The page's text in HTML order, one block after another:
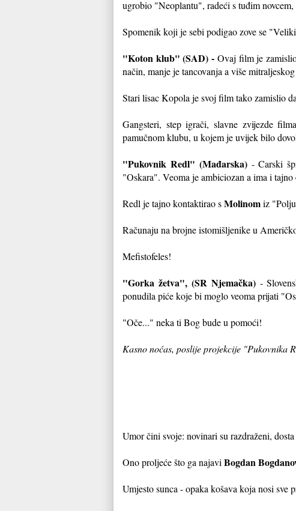
ugrobio "Neoplantu", radeći s tuđim
Spomenik koji je sebi podigao zove se
"Koton klub" (SAD) -Ovaj film je
način, manje je tancovanja a više
Stari lisac Kopola je svoj film tako zamislio
Gangsteri, step igrači, slavne zvijezde
pamučnom klubu, u kojem je uvijek bilo
"Pukovnik Redl" (Mađarska) - Carski
"Oskara". Veoma je ambiciozan a ima i tajno
Redl je tajno kontaktirao sMolinomiz
Računaju na brojne istomišljenike u
Mefistofeles!
"Gorka žetva", (SR Njemačka) -
ponudila piće koje bi moglo veoma prijati
"Oče..." neka ti Bog bude u pomoći!
Kasno noćas, poslije projekcije "Pukovnika
Umor čini svoje: novinari su razdraženi,
Ono proljeće što ga najavi Bogdan
Umjesto sunca - opaka košava koja nosi sve